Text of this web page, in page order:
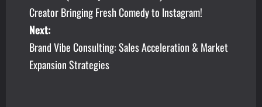
s
t
n
Creator Bringing Fresh Comedy to Instagram!
Next:
Brand Vibe Consulting: Sales Acceleration & Market
Expansion Strategies